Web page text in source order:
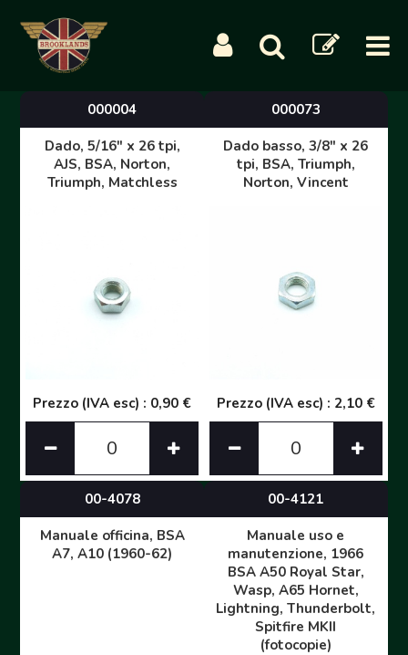
000004
Dado, 5/16" x 26 tpi,
AJS, BSA, Norton,
Triumph, Matchless
Prezzo (IVA esc) : 0,90 €
000073
Dado basso, 3/8" x 26
tpi, BSA, Triumph,
Norton, Vincent
Prezzo (IVA esc) : 2,10 €
00-4078
Manuale officina, BSA
A7, A10 (1960-62)
00-4121
Manuale uso e
manutenzione, 1966
BSA A50 Royal Star,
Wasp, A65 Hornet,
Lightning, Thunderbolt,
Spitfire MKII
(fotocopie)